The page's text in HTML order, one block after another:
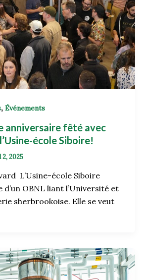
, Événements
anniversaire fêté avec
école Siboire!
2025
L’Usine-école Siboire
OBNL liant l’Université et
sherbrookoise. Elle se veut